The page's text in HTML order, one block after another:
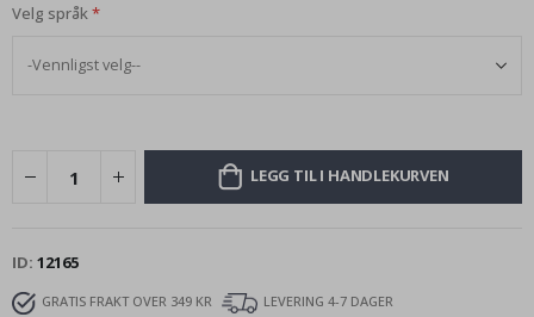
Velg språk
LEGG TIL I HANDLEKURVEN
ID 12165
GRATIS FRAKT OVER 349 KR
LEVERING 4-7 DAGER